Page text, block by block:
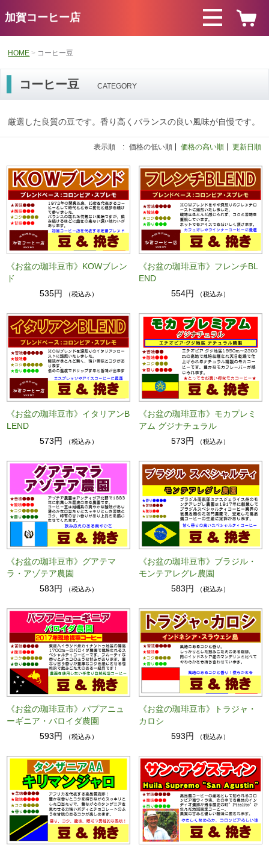
加賀コーヒー店
HOME コーヒー豆
コーヒー豆 CATEGORY
厳選した良質の豆です。香り高くバランスの良い風味が自慢です。
表示順 : 価格の低い順 価格の高い順 更新日順
《お盆の珈琲豆市》KOWブレン
ド
535円
（税込み）
《お盆の珈琲豆市》フレンチBL
END
554円
（税込み）
《お盆の珈琲豆市》イタリアンB
LEND
573円
（税込み）
《お盆の珈琲豆市》モカプレミ
アム グジナチュラル
573円
（税込み）
《お盆の珈琲豆市》グアテマ
ラ・アゾテア農園
583円
（税込み）
《お盆の珈琲豆市》ブラジル・
モンテアレグレ農園
583円
（税込み）
《お盆の珈琲豆市》パプアニュ
ーギニア・バロイダ農園
593円
（税込み）
《お盆の珈琲豆市》トラジャ・
カロシ
593円
（税込み）